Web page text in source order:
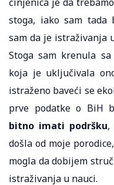
stoga, iako sam tada
sam da je istraživanja
Stoga sam krenula
koja je uključivala
istraženo baveći se
prve podatke o BiH
bitno imati podršku,
došla od moje
mogla da dobijem
istraživanja u nauci.